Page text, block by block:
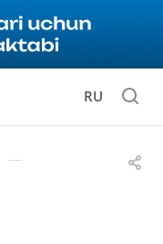
RU
—